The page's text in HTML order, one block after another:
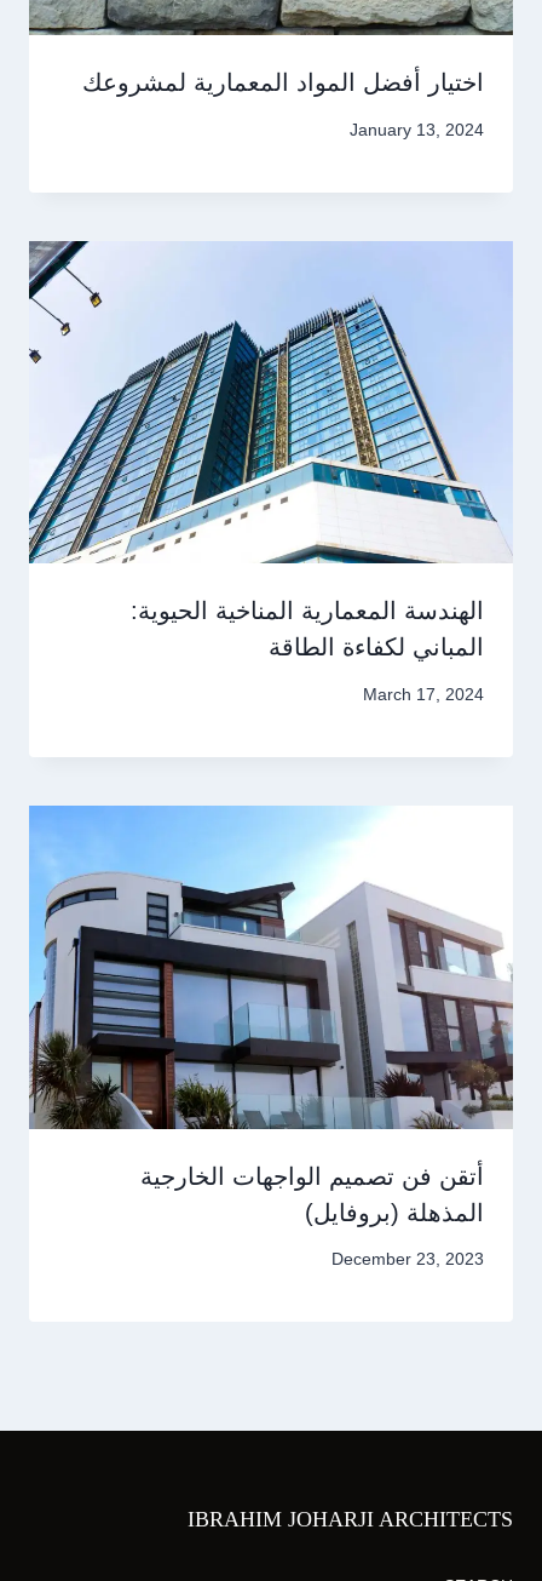
اختيار أفضل المواد المعمارية لمشروعك
January 13, 2024
الهندسة المعمارية المناخية الحيوية:
المباني لكفاءة الطاقة
March 17, 2024
أتقن فن تصميم الواجهات الخارجية
المذهلة (بروفايل)
December 23, 2023
IBRAHIM JOHARJI ARCHITECTS